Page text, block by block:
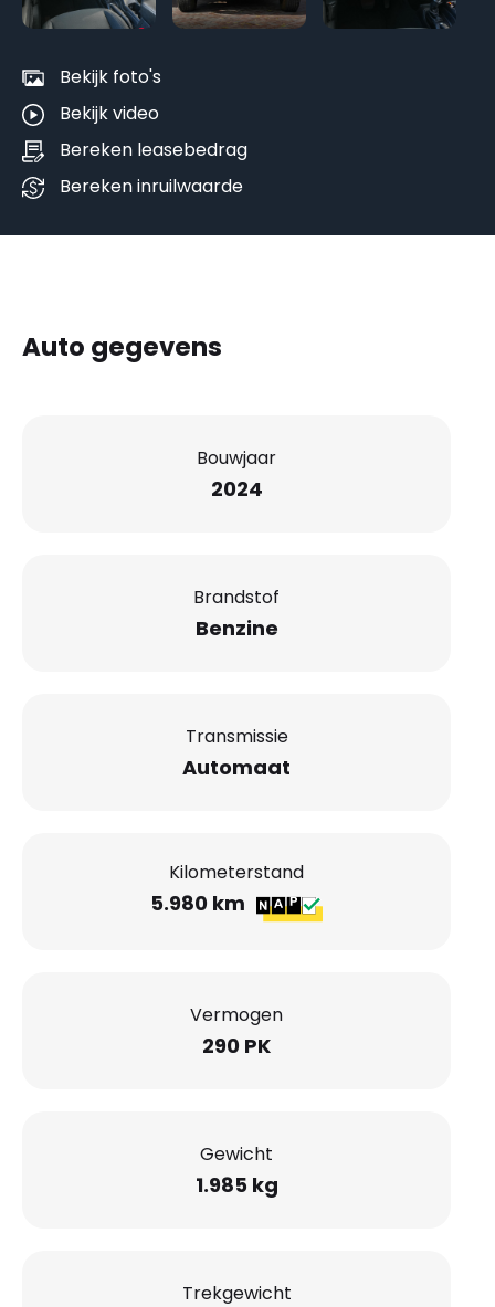
Bekijk foto's
Bekijk video
Bereken leasebedrag
Bereken inruilwaarde
Auto gegevens
Bouwjaar
2024
Brandstof
Benzine
Transmissie
Automaat
Kilometerstand
5.980 km
Vermogen
290 PK
Gewicht
1.985 kg
Trekgewicht